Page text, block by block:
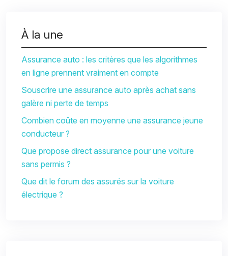
À la une
Assurance auto : les critères que les algorithmes
en ligne prennent vraiment en compte
Souscrire une assurance auto après achat sans
galère ni perte de temps
Combien coûte en moyenne une assurance jeune
conducteur ?
Que propose direct assurance pour une voiture
sans permis ?
Que dit le forum des assurés sur la voiture
électrique ?